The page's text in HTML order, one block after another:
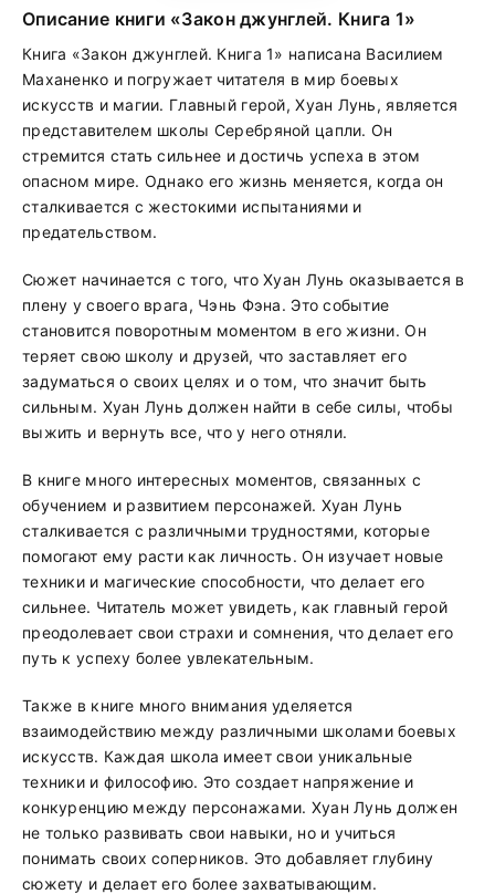
Описание книги «Закон джунглей. Книга 1»
Книга «Закон джунглей. Книга 1» написана Василием
Маханенко и погружает читателя в мир боевых
искусств и магии. Главный герой, Хуан Лунь, является
представителем школы Серебряной цапли. Он
стремится стать сильнее и достичь успеха в этом
опасном мире. Однако его жизнь меняется, когда он
сталкивается с жестокими испытаниями и
предательством.
Сюжет начинается с того, что Хуан Лунь оказывается в
плену у своего врага, Чэнь Фэна. Это событие
становится поворотным моментом в его жизни. Он
теряет свою школу и друзей, что заставляет его
задуматься о своих целях и о том, что значит быть
сильным. Хуан Лунь должен найти в себе силы, чтобы
выжить и вернуть все, что у него отняли.
В книге много интересных моментов, связанных с
обучением и развитием персонажей. Хуан Лунь
сталкивается с различными трудностями, которые
помогают ему расти как личность. Он изучает новые
техники и магические способности, что делает его
сильнее. Читатель может увидеть, как главный герой
преодолевает свои страхи и сомнения, что делает его
путь к успеху более увлекательным.
Также в книге много внимания уделяется
взаимодействию между различными школами боевых
искусств. Каждая школа имеет свои уникальные
техники и философию. Это создает напряжение и
конкуренцию между персонажами. Хуан Лунь должен
не только развивать свои навыки, но и учиться
понимать своих соперников. Это добавляет глубину
сюжету и делает его более захватывающим.